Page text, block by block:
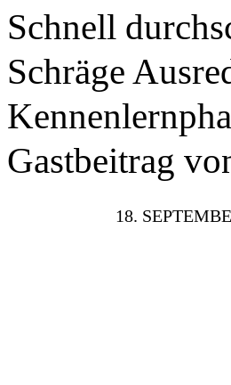
Schnell
Schräge
Gastbeitrag
18.